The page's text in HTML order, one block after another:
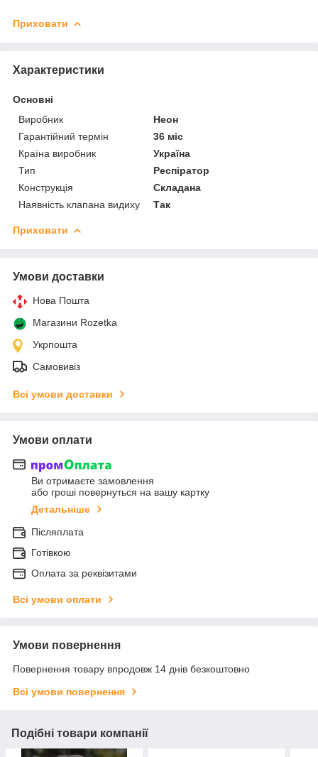
Приховати
Характеристики
Основні
Виробник
Неон
Гарантійний термін
36 міс
Країна виробник
Україна
Тип
Респіратор
Конструкція
Складана
Наявність клапана видиху
Так
Приховати
Умови доставки
Нова Пошта
Магазини Rozetka
Укрпошта
Самовивіз
Всі умови доставки
Умови оплати
Ви отримаєте замовлення
або гроші повернуться на вашу картку
Детальніше
Післяплата
Готівкою
Оплата за реквізитами
Всі умови оплати
Умови повернення
Повернення товару впродовж 14 днів безкоштовно
Всі умови повернення
Подібні товари компанії